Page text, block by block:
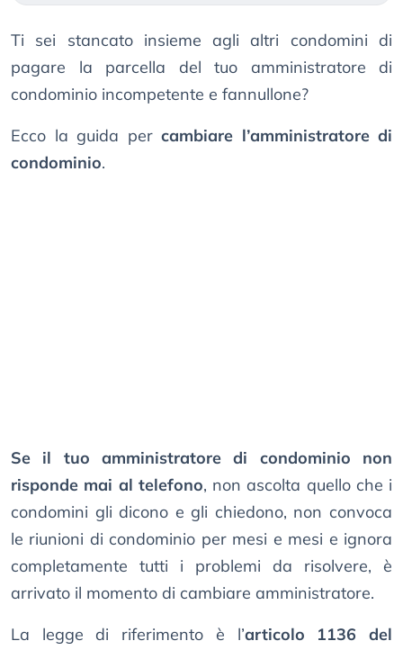
Ti sei stancato insieme agli altri condomini di
pagare la parcella del tuo amministratore di
condominio incompetente e fannullone?
Ecco la guida per cambiare l’amministratore di
condominio.
Se il tuo amministratore di condominio non
risponde mai al telefono, non ascolta quello che i
condomini gli dicono e gli chiedono, non convoca
le riunioni di condominio per mesi e mesi e ignora
completamente tutti i problemi da risolvere, è
arrivato il momento di cambiare amministratore.
La legge di riferimento è l’articolo 1136 del